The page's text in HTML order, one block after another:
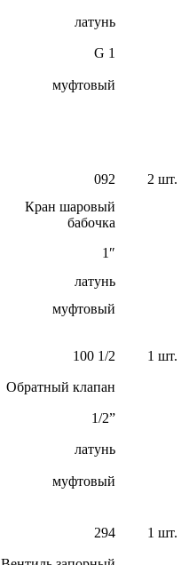
латунь
G 1
муфтовый
092
2 шт.
Кран шаровый
бабочка
1″
латунь
муфтовый
100 1/2 1 шт.
Обратный клапан
1/2”
латунь
муфтовый
294 1 шт.